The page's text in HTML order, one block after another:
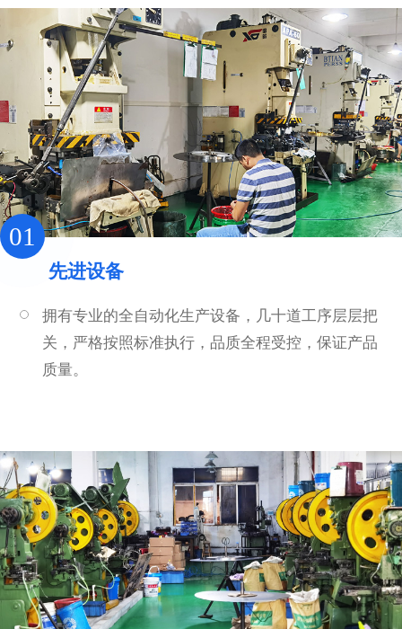
01
先进设备
拥有专业的全自动化生产设备，几十道工序层层把
关，严格按照标准执行，品质全程受控，保证产品
质量。